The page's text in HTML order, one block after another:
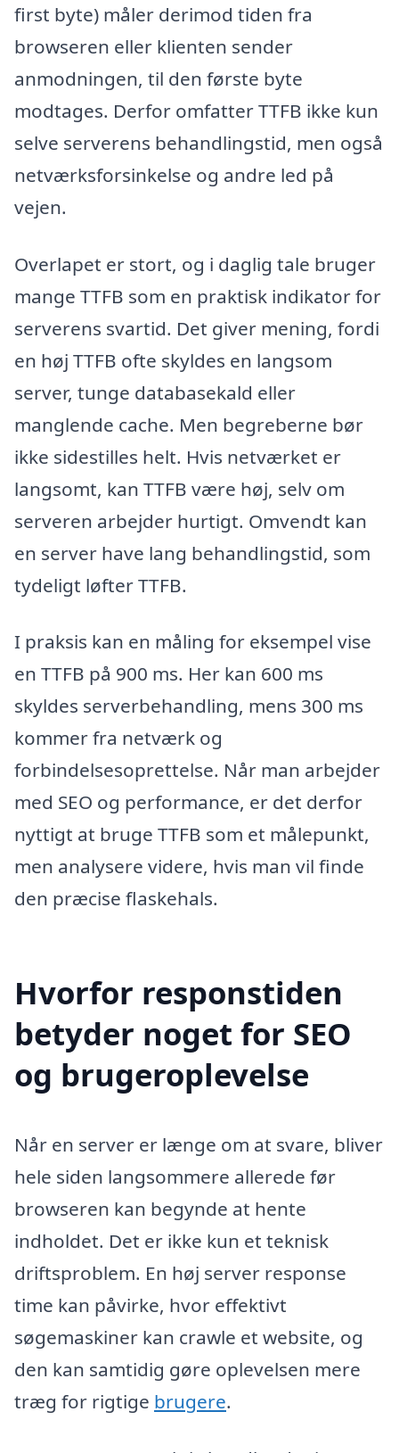
first byte) måler derimod tiden fra
browseren eller klienten sender
anmodningen, til den første byte
modtages. Derfor omfatter TTFB ikke kun
selve serverens behandlingstid, men også
netværksforsinkelse og andre led på
vejen.
Overlapet er stort, og i daglig tale bruger
mange TTFB som en praktisk indikator for
serverens svartid. Det giver mening, fordi
en høj TTFB ofte skyldes en langsom
server, tunge databasekald eller
manglende cache. Men begreberne bør
ikke sidestilles helt. Hvis netværket er
langsomt, kan TTFB være høj, selv om
serveren arbejder hurtigt. Omvendt kan
en server have lang behandlingstid, som
tydeligt løfter TTFB.
I praksis kan en måling for eksempel vise
en TTFB på 900 ms. Her kan 600 ms
skyldes serverbehandling, mens 300 ms
kommer fra netværk og
forbindelsesoprettelse. Når man arbejder
med SEO og performance, er det derfor
nyttigt at bruge TTFB som et målepunkt,
men analysere videre, hvis man vil finde
den præcise flaskehals.
Hvorfor responstiden
betyder noget for SEO
og brugeroplevelse
Når en server er længe om at svare, bliver
hele siden langsommere allerede før
browseren kan begynde at hente
indholdet. Det er ikke kun et teknisk
driftsproblem. En høj server response
time kan påvirke, hvor effektivt
søgemaskiner kan crawle et website, og
den kan samtidig gøre oplevelsen mere
træg for rigtige brugere.